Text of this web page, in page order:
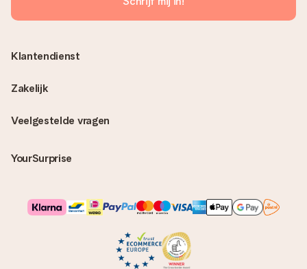
Veelgestelde vragen
YourSurprise
Klantendienst
Zakelijk